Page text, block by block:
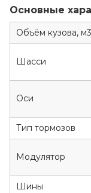
Основные
Объём кузова, м3
Шасси
Оси
Тип тормозов
Модулятор
Шины